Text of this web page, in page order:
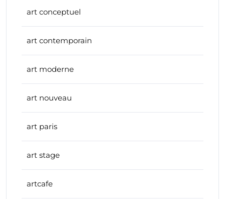
art conceptuel
art contemporain
art moderne
art nouveau
art paris
art stage
artcafe